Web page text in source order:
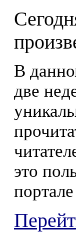
В
две
это